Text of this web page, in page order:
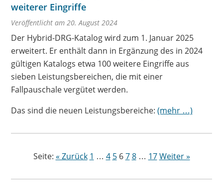
weiterer Eingriffe
Veröffentlicht am 20. August 2024
Der Hybrid-DRG-Katalog wird zum 1. Januar 2025
erweitert. Er enthält dann in Ergänzung des in 2024
gültigen Katalogs etwa 100 weitere Eingriffe aus
sieben Leistungsbereichen, die mit einer
Fallpauschale vergütet werden.
Das sind die neuen Leistungsbereiche: (mehr …)
Seite: « Zurück 1 … 4 5 6 7 8 … 17 Weiter »